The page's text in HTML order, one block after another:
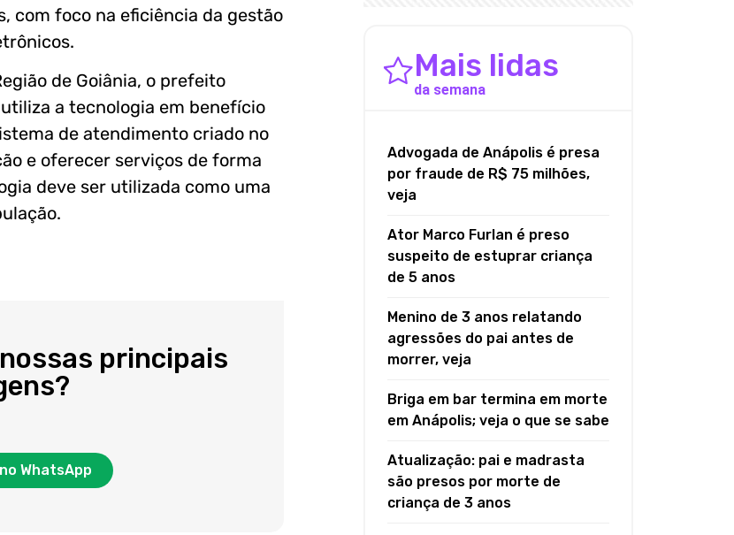
com foco na eficiência da gestão
de Goiânia, o prefeito
a tecnologia em benefício
de atendimento criado no
e oferecer serviços de forma
deve ser utilizada como uma
principais
WhatsApp
Mais lidas
da semana
Advogada de Anápolis é presa
por fraude de R$ 75 milhões,
veja
Ator Marco Furlan é preso
suspeito de estuprar criança
de 5 anos
Menino de 3 anos relatando
agressões do pai antes de
morrer, veja
Briga em bar termina em morte
em Anápolis; veja o que se sabe
Atualização: pai e madrasta
são presos por morte de
criança de 3 anos